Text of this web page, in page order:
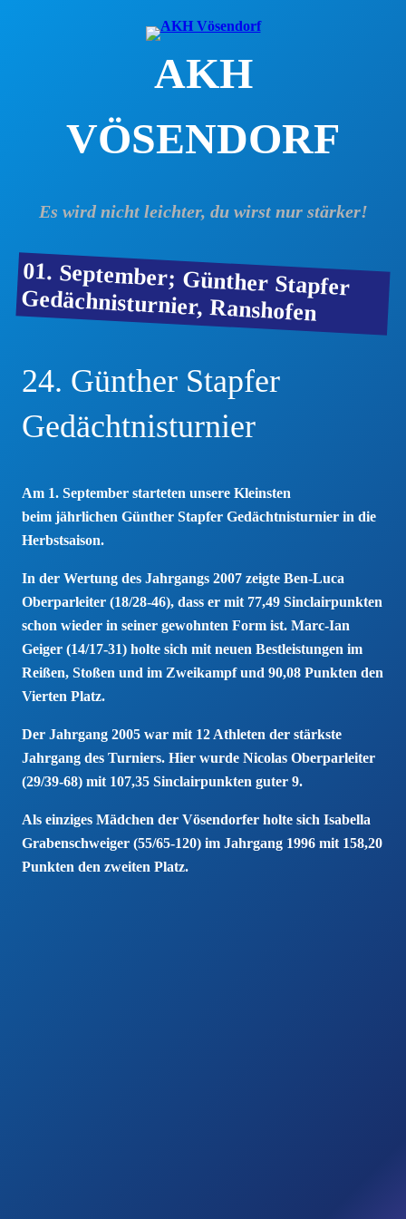
AKH
VÖSENDORF
Es wird nicht leichter, du wirst nur stärker!
01. September; Günther Stapfer
Gedächnisturnier, Ranshofen
24. Günther Stapfer
Gedächtnisturnier
Am 1. September starteten unsere Kleinsten
beim jährlichen Günther Stapfer Gedächtnisturnier in die
Herbstsaison.
In der Wertung des Jahrgangs 2007 zeigte Ben-Luca
Oberparleiter (18/28-46), dass er mit 77,49 Sinclairpunkten
schon wieder in seiner gewohnten Form ist. Marc-Ian
Geiger (14/17-31) holte sich mit neuen Bestleistungen im
Reißen, Stoßen und im Zweikampf und 90,08 Punkten den
Vierten Platz.
Der Jahrgang 2005 war mit 12 Athleten der stärkste
Jahrgang des Turniers. Hier wurde Nicolas Oberparleiter
(29/39-68) mit 107,35 Sinclairpunkten guter 9.
Als einziges Mädchen der Vösendorfer holte sich Isabella
Grabenschweiger (55/65-120) im Jahrgang 1996 mit 158,20
Punkten den zweiten Platz.